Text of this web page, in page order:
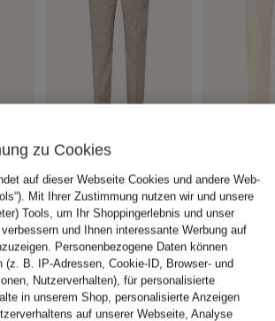
+Aktionsrabatt
PAUL
Anzughose Regular Fit
mit Leinen
49,99 €
Bestpreis:84,99 €
Ursprünglich:99,99 €
HILTL
Chino
119,99 €
Bestpreis:
Ursprünglich:
zu Cookies
auf dieser Webseite Cookies und andere Web-
Mit Ihrer Zustimmung nutzen wir und unsere
Tools, um Ihr Shoppingerlebnis und unser
und Ihnen interessante Werbung auf
Personenbezogene Daten können
(z. B. IP-Adressen, Cookie-ID, Browser- und
Nutzerverhalten), für personalisierte
in unserem Shop, personalisierte Anzeigen
auf unserer Webseite, Analyse